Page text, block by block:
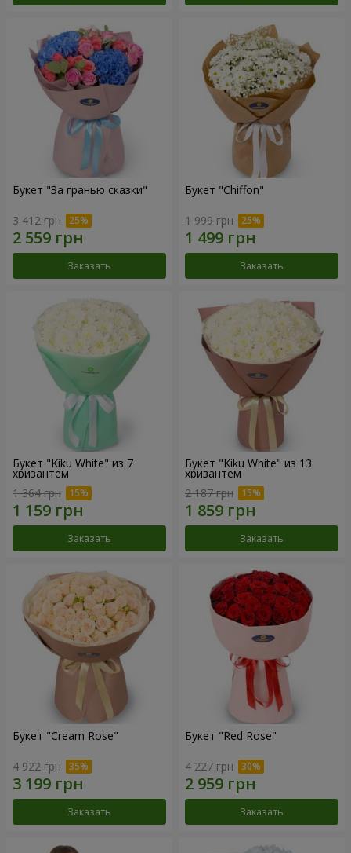
Букет "За гранью сказки"
3 412 грн
Заказать
Букет "Chiffon"
1 999 грн
Заказать
Букет "Kiku White" из 7
хризантем
1 364 грн
Заказать
Букет "Kiku White" из 13
хризантем
2 187 грн
Заказать
Букет "Cream Rose"
4 922 грн
Заказать
Букет "Red Rose"
4 227 грн
Заказать